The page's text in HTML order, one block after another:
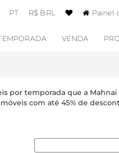
PT R$ BRL Painel
VENDA
por temporada que a
com até 45% de